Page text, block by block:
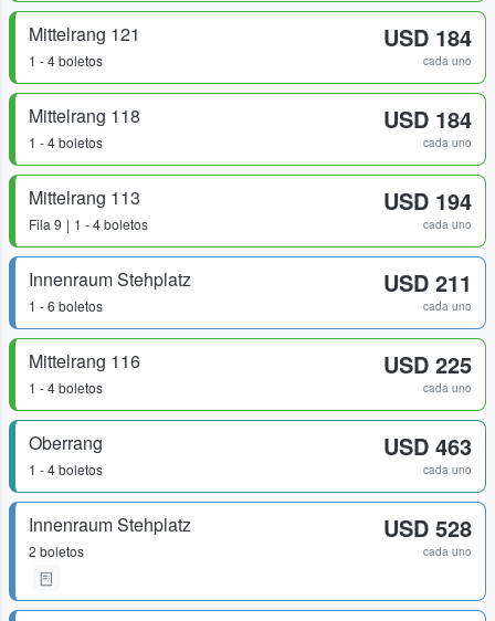
Mittelrang 121
1 - 4 boletos
USD 184
cada uno
Mittelrang 118
1 - 4 boletos
USD 184
cada uno
Mittelrang 113
Fila 9 1 - 4 boletos
USD 194
cada uno
Innenraum Stehplatz
1 - 6 boletos
USD 211
cada uno
Mittelrang 116
1 - 4 boletos
USD 225
cada uno
Oberrang
1 - 4 boletos
USD 463
cada uno
Innenraum Stehplatz
2 boletos
USD 528
cada uno